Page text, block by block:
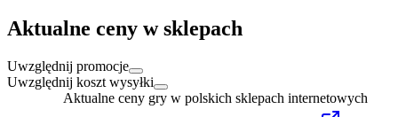
Aktualne ceny w sklepach
Uwzględnij promocje
Uwzględnij koszt wysyłki
Aktualne ceny gry w polskich sklepach internetowych